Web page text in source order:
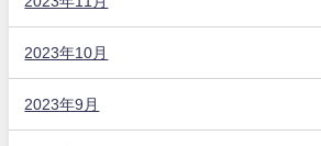
2023年10月
2023年9月